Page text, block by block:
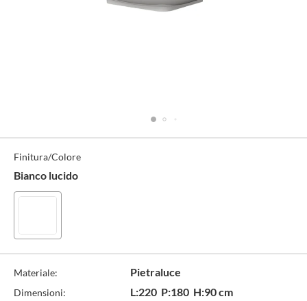
Tecniche
Finitura/Colore
Bianco lucido
Materiale: Pietraluce
Dimensioni: L:220 P:180 H:90 cm